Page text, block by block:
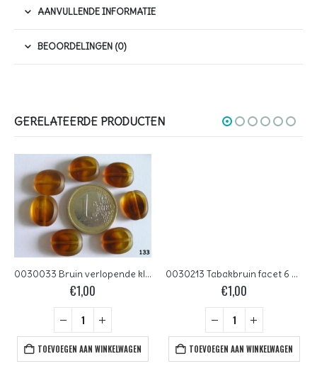
AANVULLENDE INFORMATIE
BEOORDELINGEN (0)
GERELATEERDE PRODUCTEN
0030033 Bruin verlopende kleur, table cut
€1,00
TOEVOEGEN AAN WINKELWAGEN
0030213 Tabakbruin facet 6 mm.
€1,00
TOEVOEGEN AAN WINKELWAGEN